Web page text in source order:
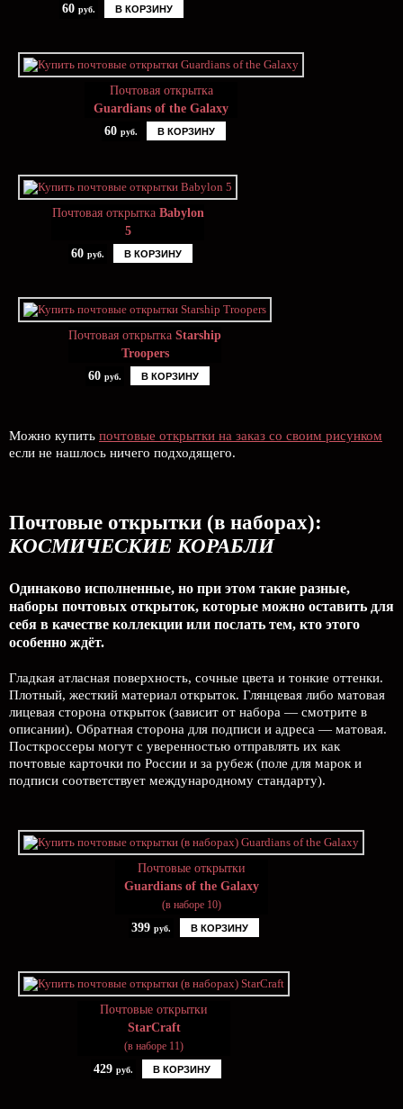
60 руб. В КОРЗИНУ
Почтовая открытка
Guardians of the Galaxy
60 руб. В КОРЗИНУ
Почтовая открытка Babylon
5
60 руб. В КОРЗИНУ
Почтовая открытка Starship
Troopers
60 руб. В КОРЗИНУ
Можно купить почтовые открытки на заказ со своим рисунком
если не нашлось ничего подходящего.
Почтовые открытки (в наборах):
КОСМИЧЕСКИЕ КОРАБЛИ
Одинаково исполненные, но при этом такие разные,
наборы почтовых открыток, которые можно оставить для
себя в качестве коллекции или послать тем, кто этого
особенно ждёт.
Гладкая атласная поверхность, сочные цвета и тонкие оттенки.
Плотный, жесткий материал открыток. Глянцевая либо матовая
лицевая сторона открыток (зависит от набора — смотрите в
описании). Обратная сторона для подписи и адреса — матовая.
Посткроссеры могут с уверенностью отправлять их как
почтовые карточки по России и за рубеж (поле для марок и
подписи соответствует международному стандарту).
Почтовые открытки
Guardians of the Galaxy
(в наборе 10)
399 руб. В КОРЗИНУ
Почтовые открытки
StarCraft
(в наборе 11)
429 руб. В КОРЗИНУ